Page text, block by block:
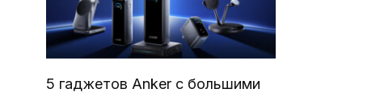
5 гаджетов Anker с большими